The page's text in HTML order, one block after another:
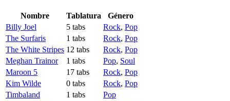
Nombre Tablatura
Género
Billy Joel
5 tabs Rock, Pop
The Surfaris
1 tabs Rock, Pop
The White Stripes 12 tabs Rock, Pop
Meghan Trainor
1 tabs Pop, Soul
Maroon 5
17 tabs Rock, Pop
Kim Wilde
0 tabs Rock, Pop
Timbaland
1 tabs
Pop